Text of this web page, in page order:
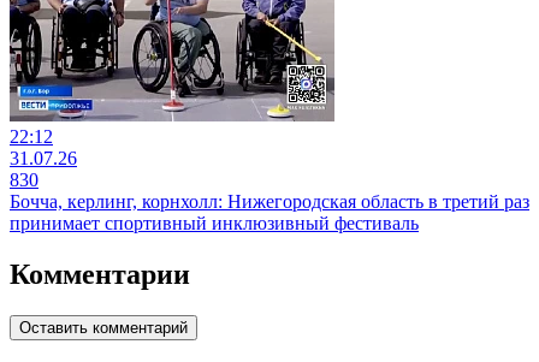
22:12
31.07.26
830
Бочча, керлинг, корнхолл: Нижегородская область в третий раз
принимает спортивный инклюзивный фестиваль
Комментарии
Оставить комментарий